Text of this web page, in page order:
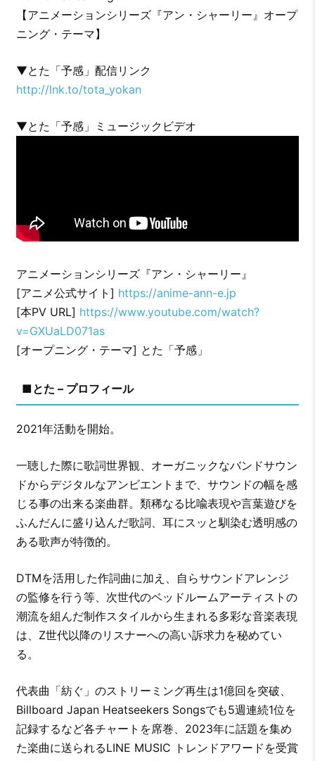
【アニメーションシリーズ『アン・シャーリー』オープ
ニング・テーマ】
▼とた「予感」配信リンク
http://lnk.to/tota_yokan
▼とた「予感」ミュージックビデオ
アニメーションシリーズ『アン・シャーリー』
[アニメ公式サイト] https://anime-ann-e.jp
[本PV URL] https://www.youtube.com/watch?
v=GXUaLD071as
[オープニング・テーマ] とた「予感」
■とた – プロフィール
2021年活動を開始。
一聴した際に歌詞世界観、オーガニックなバンドサウン
ドからデジタルなアンビエントまで、サウンドの幅を感
じる事の出来る楽曲群。類稀なる比喩表現や言葉遊びを
ふんだんに盛り込んだ歌詞、耳にスッと馴染む透明感の
ある歌声が特徴的。
DTMを活用した作詞曲に加え、自らサウンドアレンジ
の監修を行う等、次世代のベッドルームアーティストの
潮流を組んだ制作スタイルから生まれる多彩な音楽表現
は、Z世代以降のリスナーへの高い訴求力を秘めてい
る。
代表曲「紡ぐ」のストリーミング再生は1億回を突破、
Billboard Japan Heatseekers Songsでも5週連続1位を
記録するなど各チャートを席巻、2023年に話題を集め
た楽曲に送られるLINE MUSIC トレンドアワードを受賞